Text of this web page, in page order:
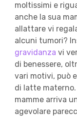
moltissimi e
anche la sua
allattare vi
alcuni tumori?
gravidanza vi
di benessere,
vari motivi, può
di latte
mamme arriva
agevolare